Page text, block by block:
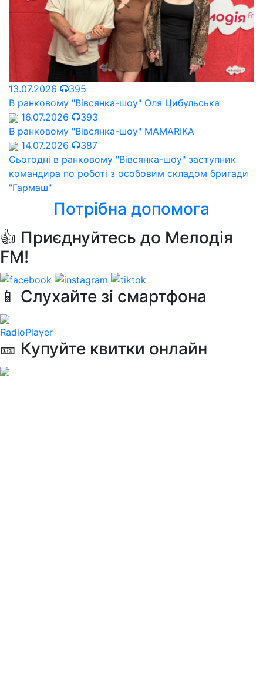
13.07.2026
395
В ранковому "Вівсянка-шоу" Оля Цибульська
16.07.2026
393
В ранковому "Вівсянка-шоу" MAMARIKA
14.07.2026
387
Сьогодні в ранковому "Вівсянка-шоу" заступник
командира по роботі з особовим складом бригади
"Гармаш"
Потрібна допомога
👍 Приєднуйтесь до Мелодія
FM!
📱 Слухайте зі смартфона
RadioPlayer
🎫 Купуйте квитки онлайн